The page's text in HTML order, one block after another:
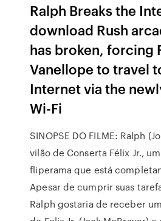
Ralph Breaks the
download Rush
has broken, forcing
Vanellope to travel
Internet via the
Wi-Fi
SINOPSE DO FILME: Ralph
vilão de Conserta Félix Jr.,
fliperama que está
Apesar de cumprir suas
Ralph gostaria de receber